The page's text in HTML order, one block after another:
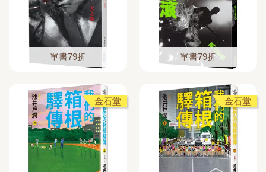
單書79折 單書79折
金石堂 金石堂